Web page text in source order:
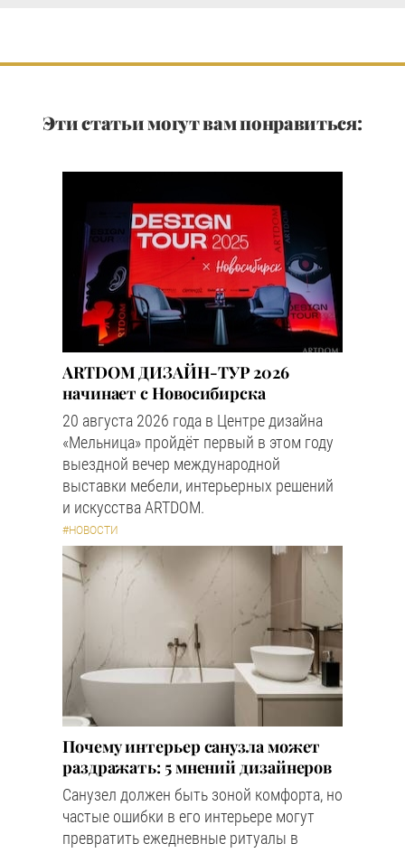
Эти статьи могут вам понравиться:
ARTDOM ДИЗАЙН-ТУР 2026
начинает с Новосибирска
20 августа 2026 года в Центре дизайна
«Мельница» пройдёт первый в этом году
выездной вечер международной
выставки мебели, интерьерных решений
и искусства ARTDOM.
#НОВОСТИ
Почему интерьер санузла может
раздражать: 5 мнений дизайнеров
Санузел должен быть зоной комфорта, но
частые ошибки в его интерьере могут
превратить ежедневные ритуалы в